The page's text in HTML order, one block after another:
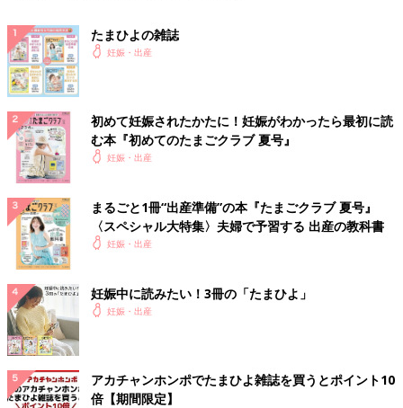
で、一緒にいると本当に楽しいです。今回は初めての女の子。き
っと、男の子とはまた違ったかわいらしさがあるんだろうなと、
今からとても楽しみです。
は理解しているようです。長男は朝起きてくると、キッチンにい
る私に「ママー！ママのおなかの中から、赤ちゃん出て来た？」
と聞いてきたり。次男はお風呂に入る時に、大きくなった私のお
なかを見て、「妹妹〜（メイメイ）」と言っておなかを触り、赤
ちゃんに話しかけたりしています。
たまひよの雑誌
妊娠・出産
初めて妊娠されたかたに！妊娠がわかったら最初に読
む本『初めてのたまごクラブ 夏号』
妊娠・出産
まるごと1冊“出産準備”の本『たまごクラブ 夏号』
〈スペシャル大特集〉夫婦で予習する 出産の教科書
妊娠・出産
妊娠中に読みたい！3冊の「たまひよ」
妊娠・出産
アカチャンホンポでたまひよ雑誌を買うとポイント10
倍【期間限定】